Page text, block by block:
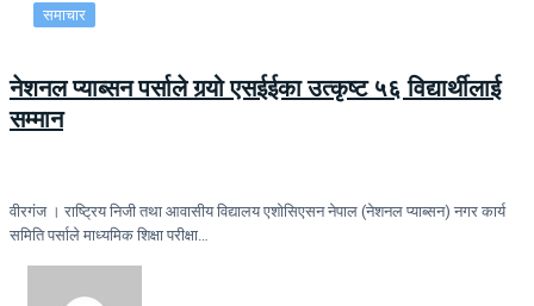
समाचार
नेशनल प्याब्सन पर्साले गर्‍यो एसईईका उत्कृष्ट ५६ विद्यार्थीलाई
सम्मान
वीरगंज । राष्ट्रिय निजी तथा आवासीय विद्यालय एशोसिएसन नेपाल (नेशनल प्याब्सन) नगर कार्य
समिति पर्साले माध्यमिक शिक्षा परीक्षा…